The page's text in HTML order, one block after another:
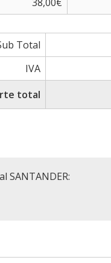
Total
IVA
total
SANTANDER: